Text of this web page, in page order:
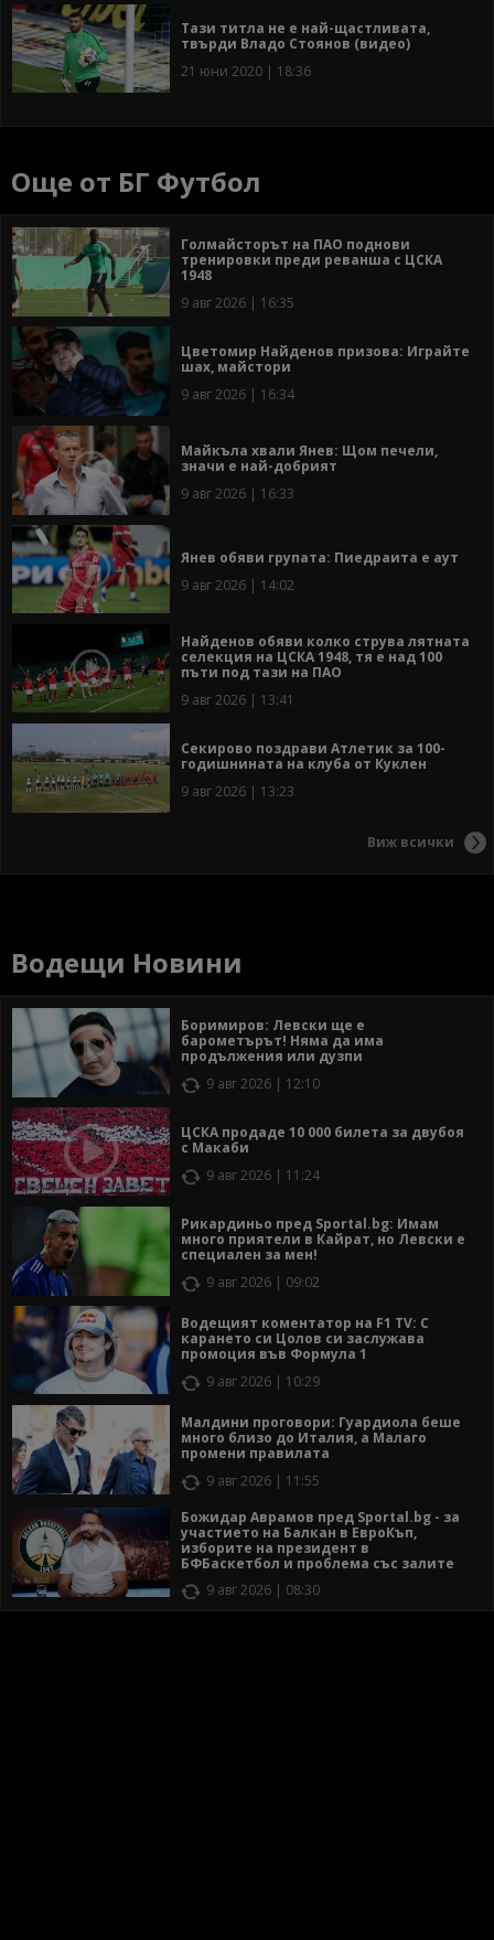
Тази титла не е най-щастливата,
твърди Владо Стоянов (видео)
21 юни 2020 | 18:36
Още от БГ Футбол
Голмайсторът на ПАО поднови
тренировки преди реванша с ЦСКА
1948
9 авг 2026 | 16:35
Цветомир Найденов призова: Играйте
шах, майстори
9 авг 2026 | 16:34
Майкъла хвали Янев: Щом печели,
значи е най-добрият
9 авг 2026 | 16:33
Янев обяви групата: Пиедраита е аут
9 авг 2026 | 14:02
Найденов обяви колко струва лятната
селекция на ЦСКА 1948, тя е над 100
пъти под тази на ПАО
9 авг 2026 | 13:41
Секирово поздрави Атлетик за 100-
годишнината на клуба от Куклен
9 авг 2026 | 13:23
Виж всички
Водещи Новини
Боримиров: Левски ще е
барометърът! Няма да има
продължения или дузпи
9 авг 2026 | 12:10
ЦСКА продаде 10 000 билета за двубоя
с Макаби
9 авг 2026 | 11:24
Рикардиньо пред Sportal.bg: Имам
много приятели в Кайрат, но Левски е
специален за мен!
9 авг 2026 | 09:02
Водещият коментатор на F1 TV: С
карането си Цолов си заслужава
промоция във Формула 1
9 авг 2026 | 10:29
Малдини проговори: Гуардиола беше
много близо до Италия, а Малаго
промени правилата
9 авг 2026 | 11:55
Божидар Аврамов пред Sportal.bg - за
участието на Балкан в ЕвроКъп,
изборите на президент в
БФБаскетбол и проблема със залите
9 авг 2026 | 08:30